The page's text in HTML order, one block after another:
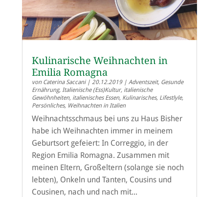
Kulinarische Weihnachten in
Emilia Romagna
von Caterina Saccani| 20.12.2019| Adventszeit, Gesunde
Ernährung, Italienische (Ess)Kultur, italienische
Gewöhnheiten, italienisches Essen, Kulinarisches, Lifestlyle,
Persönliches, Weihnachten in Italien
Weihnachtsschmaus bei uns zu Haus Bisher
habe ich Weihnachten immer in meinem
Geburtsort gefeiert: In Correggio, in der
Region Emilia Romagna. Zusammen mit
meinen Eltern, Großeltern (solange sie noch
lebten), Onkeln und Tanten, Cousins und
Cousinen, nach und nach mit...